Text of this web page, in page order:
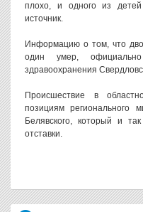
плохо, и одного из
источник.
Информацию о том, что
один умер,
здравоохранения
Происшествие в
позициям регионального
Белявского, который и
отставки.